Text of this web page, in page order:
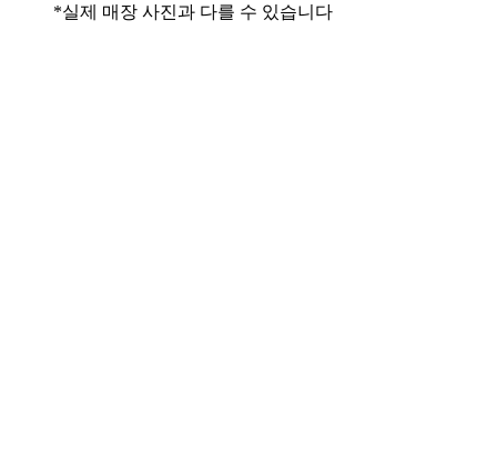
*실제 매장 사진과 다를 수 있습니다